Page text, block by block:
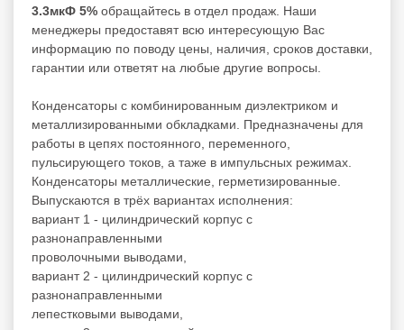
3.3мкФ 5% обращайтесь в отдел продаж. Наши
менеджеры предоставят всю интересующую Вас
информацию по поводу цены, наличия, сроков доставки,
гарантии или ответят на любые другие вопросы.
Конденсаторы с комбинированным диэлектриком и
металлизированными обкладками. Предназначены для
работы в цепях постоянного, переменного,
пульсирующего токов, а таже в импульсных режимах.
Конденсаторы металлические, герметизированные.
Выпускаются в трёх вариантах исполнения:
вариант 1 - цилиндрический корпус с
разнонаправленными
проволочными выводами,
вариант 2 - цилиндрический корпус с
разнонаправленными
лепестковыми выводами,